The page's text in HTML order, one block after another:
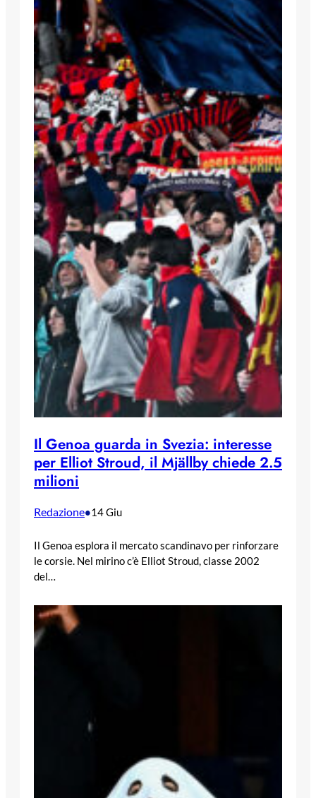
Il Genoa guarda in Svezia: interesse
per Elliot Stroud, il Mjällby chiede 2.5
milioni
Redazione•14 Giu
Il Genoa esplora il mercato scandinavo per rinforzare
le corsie. Nel mirino c’è Elliot Stroud, classe 2002
del…